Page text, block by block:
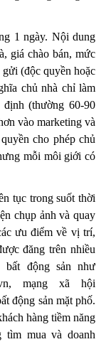
1 ngày. Nội dung
giá chào bán, mức
(độc quyền hoặc
chủ nhà chỉ làm
(thường 60-90
vào marketing và
cho phép chủ
mỗi môi giới có
tục trong suốt thời
chụp ảnh và quay
ưu điểm về vị trí,
đăng trên nhiều
bất động sản như
mạng xã hội
động sản mặt phố.
hàng tiềm năng
tìm mua và doanh